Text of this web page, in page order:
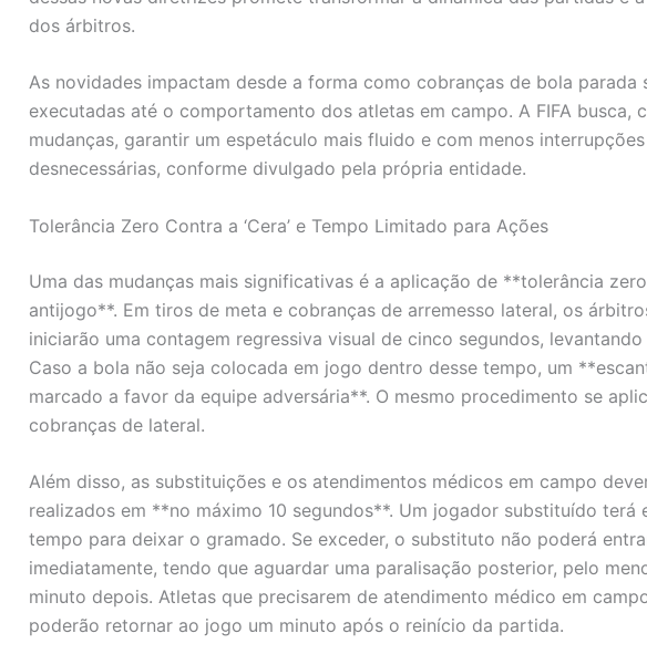
dos árbitros.
As novidades impactam desde a forma como cobranças de bola parada
executadas até o comportamento dos atletas em campo. A FIFA busca,
mudanças, garantir um espetáculo mais fluido e com menos interrupções
desnecessárias, conforme divulgado pela própria entidade.
Tolerância Zero Contra a ‘Cera’ e Tempo Limitado para Ações
Uma das mudanças mais significativas é a aplicação de **tolerância
antijogo**. Em tiros de meta e cobranças de arremesso lateral, os
iniciarão uma contagem regressiva visual de cinco segundos, levantando
Caso a bola não seja colocada em jogo dentro desse tempo, um
marcado a favor da equipe adversária**. O mesmo procedimento se
cobranças de lateral.
Além disso, as substituições e os atendimentos médicos em campo
realizados em **no máximo 10 segundos**. Um jogador substituído terá
tempo para deixar o gramado. Se exceder, o substituto não poderá
imediatamente, tendo que aguardar uma paralisação posterior, pelo
minuto depois. Atletas que precisarem de atendimento médico em
poderão retornar ao jogo um minuto após o reinício da partida.